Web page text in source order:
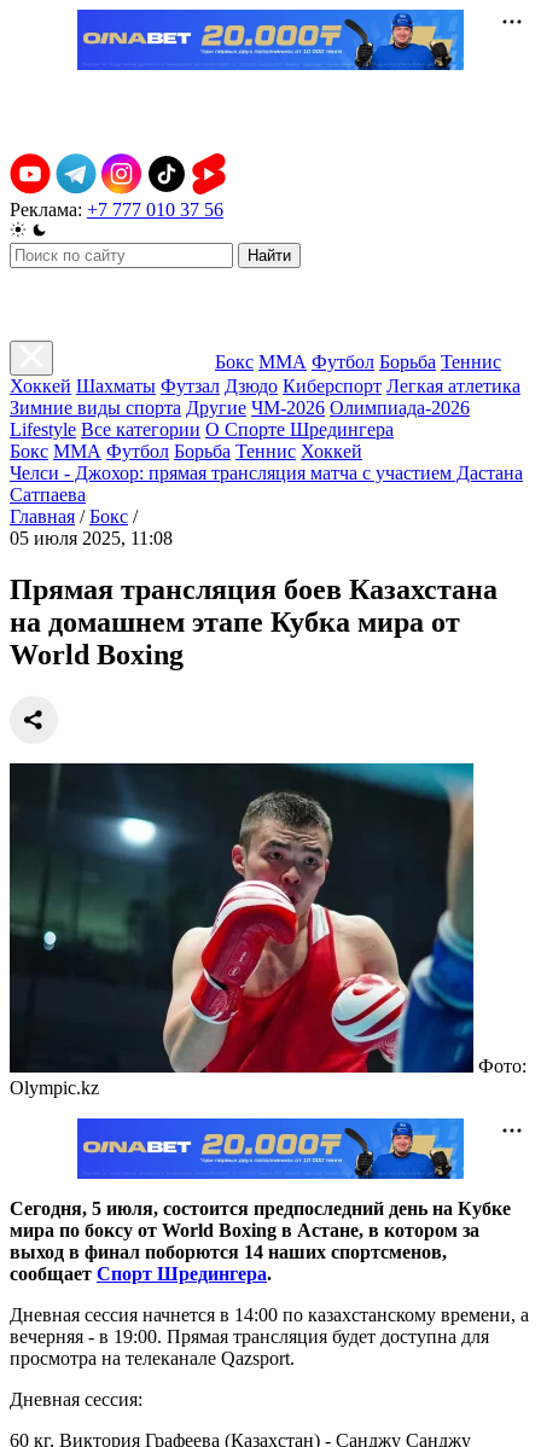
Реклама: +7 777 010 37 56
Найти
Бокс ММА Футбол Борьба Теннис
Хоккей Шахматы Футзал Дзюдо Киберспорт Легкая атлетика
Зимние виды спорта Другие ЧМ-2026 Олимпиада-2026
Lifestyle Все категории О Спорте Шредингера
Бокс ММА Футбол Борьба Теннис Хоккей
Челси - Джохор: прямая трансляция матча с участием Дастана
Сатпаева
Главная / Бокс /
05 июля 2025, 11:08
Прямая трансляция боев Казахстана
на домашнем этапе Кубка мира от
World Boxing
Фото:
Olympic.kz
Сегодня, 5 июля, состоится предпоследний день на Кубке
мира по боксу от World Boxing в Астане, в котором за
выход в финал поборются 14 наших спортсменов,
сообщает Спорт Шредингера.
Дневная сессия начнется в 14:00 по казахстанскому времени, а
вечерняя - в 19:00. Прямая трансляция будет доступна для
просмотра на телеканале Qazsport.
Дневная сессия:
60 кг, Виктория Графеева (Казахстан) - Санджу Санджу